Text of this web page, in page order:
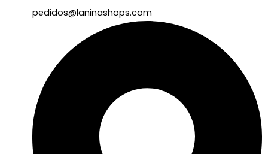
pedidos@laninashops.com